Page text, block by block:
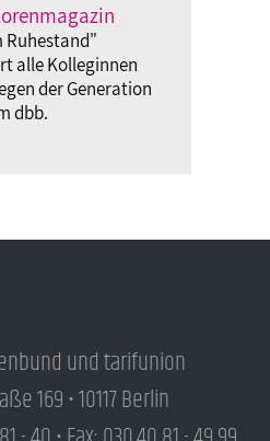
Ruhestand"
alle Kolleginnen
der Generation
dbb.
und tarifunion
169 • 10117 Berlin